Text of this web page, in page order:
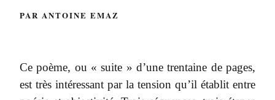
PAR ANTOINE EMAZ
Ce poème, ou « suite » d’une trentaine de pages,
est très intéressant par la tension qu’il établit entre